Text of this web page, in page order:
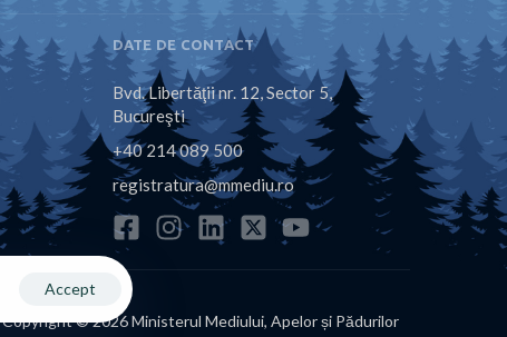
DATE DE CONTACT
Bvd. Libertăţii nr. 12, Sector 5,
Bucureşti
+40 214 089 500
registratura@mmediu.ro
Copyright © 2026 Ministerul Mediului, Apelor și Pădurilor
Accept